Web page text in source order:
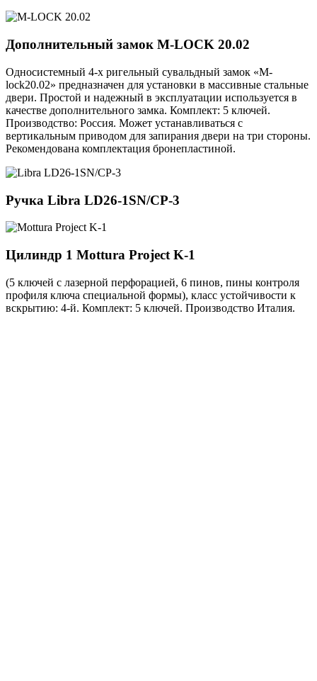
Дополнительный замок M-LOCK 20.02
Односистемный 4-х ригельный сувальдный замок «M-
lock20.02» предназначен для установки в массивные стальные
двери. Простой и надежный в эксплуатации используется в
качестве дополнительного замка. Комплект: 5 ключей.
Производство: Россия. Может устанавливаться с
вертикальным приводом для запирания двери на три стороны.
Рекомендована комплектация бронепластиной.
Ручка Libra LD26-1SN/CP-3
Цилиндр 1 Mottura Project K-1
(5 ключей с лазерной перфорацией, 6 пинов, пины контроля
профиля ключа специальной формы), класс устойчивости к
вскрытию: 4-й. Комплект: 5 ключей. Производство Италия.